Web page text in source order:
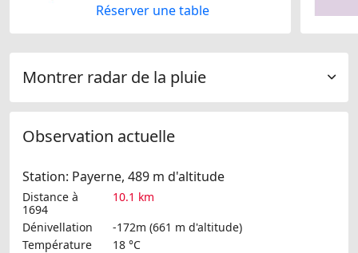
Réserver une table
Montrer radar de la pluie
Observation actuelle
Station: Payerne, 489 m d'altitude
Distance à
1694
10.1 km
Dénivellation
-172m (661 m d'altitude)
Température
18 °C